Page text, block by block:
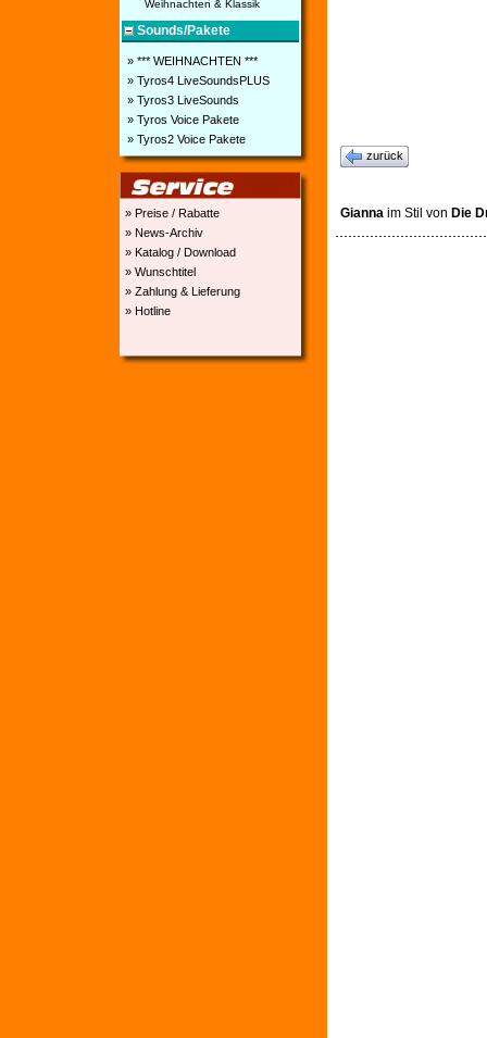
Weihnachten & Klassik
Sounds/Pakete
» *** WEIHNACHTEN ***
» Tyros4 LiveSoundsPLUS
» Tyros3 LiveSounds
» Tyros Voice Pakete
» Tyros2 Voice Pakete
» Preise / Rabatte
» News-Archiv
» Katalog / Download
» Wunschtitel
» Zahlung & Lieferung
» Hotline
zurück
Gianna im Stil von Die